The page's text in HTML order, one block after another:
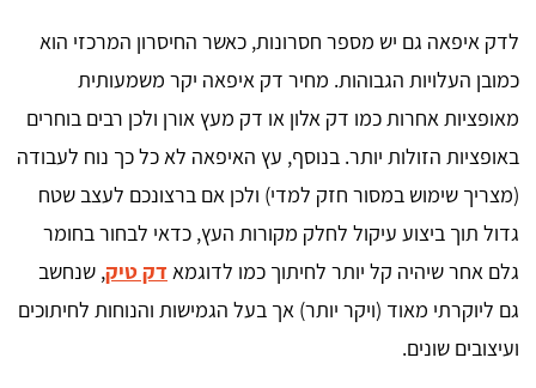
לדק איפאה גם יש מספר חסרונות, כאשר החיסרון המרכזי הוא
כמובן העלויות הגבוהות. מחיר דק איפאה יקר משמעותית
מאופציות אחרות כמו דק אלון או דק מעץ אורן ולכן רבים בוחרים
באופציות הזולות יותר. בנוסף, עץ האיפאה לא כל כך נוח לעבודה
(מצריך שימוש במסור חזק למדי) ולכן אם ברצונכם לעצב שטח
גדול תוך ביצוע עיקול לחלק מקורות העץ, כדאי לבחור בחומר
גלם אחר שיהיה קל יותר לחיתוך כמו לדוגמא דק טיק, שנחשב
גם ליוקרתי מאוד (ויקר יותר) אך בעל הגמישות והנוחות לחיתוכים
ועיצובים שונים.